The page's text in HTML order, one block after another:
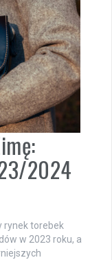
2024
rynek torebek
w 2023 roku, a